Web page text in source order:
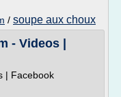
/ soupe aux choux
- Videos |
| Facebook